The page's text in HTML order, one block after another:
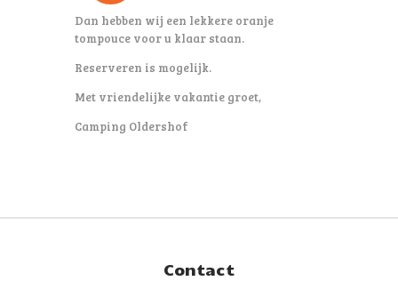
Dan hebben wij een lekkere oranje
tompouce voor u klaar staan.
Reserveren is mogelijk.
Met vriendelijke vakantie groet,
Camping Oldershof
Contact